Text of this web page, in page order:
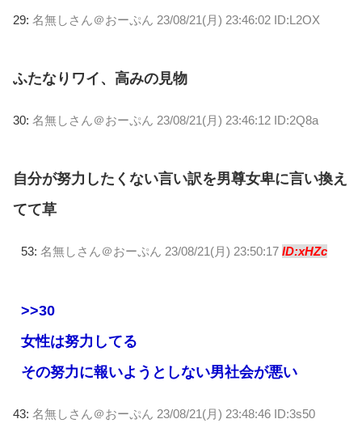
29: 名無しさん＠おーぷん 23/08/21(月) 23:46:02 ID:L2OX
ふたなりワイ、高みの見物
30: 名無しさん＠おーぷん 23/08/21(月) 23:46:12 ID:2Q8a
自分が努力したくない言い訳を男尊女卑に言い換え
てて草
53: 名無しさん＠おーぷん 23/08/21(月) 23:50:17 ID:xHZc
>>30
女性は努力してる
その努力に報いようとしない男社会が悪い
43: 名無しさん＠おーぷん 23/08/21(月) 23:48:46 ID:3s50